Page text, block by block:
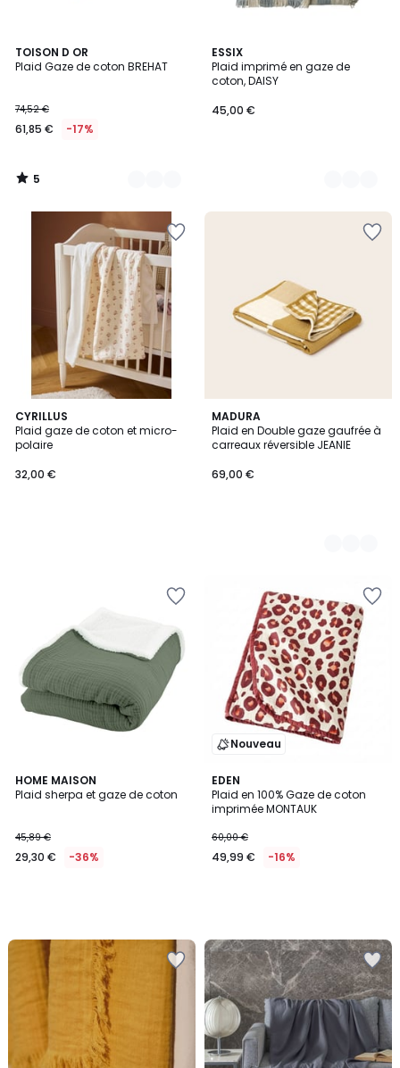
TOISON D OR
Plaid Gaze de coton BREHAT
74,52 €
61,85 € -17%
5
/
4
Couleurs
5
/
ESSIX
Plaid imprimé en gaze de
coton, DAISY
45,00 €
3
Couleurs
CYRILLUS
Plaid gaze de coton et micro-
polaire
32,00 €
MADURA
Plaid en Double gaze gaufrée à
carreaux réversible JEANIE
69,00 €
4
Couleurs
HOME MAISON
Plaid sherpa et gaze de coton
45,89 €
29,30 € -36%
Nouveau
EDEN
Plaid en 100% Gaze de coton
imprimée MONTAUK
60,00 €
49,99 € -16%